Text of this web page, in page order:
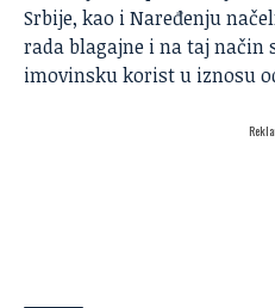
Srbije, kao i Naređenju
rada blagajne i na taj
imovinsku korist u iznosu od